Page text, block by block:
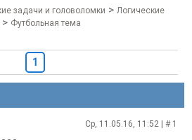
задачи и головоломки > Логические
> Футбольная тема
1
Ср, 11.05.16, 11:52 | # 1